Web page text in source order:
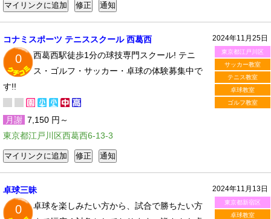
2024年11月25日
東京都江戸川区
サッカー教室
テニス教室
卓球教室
ゴルフ教室
コナミスポーツ テニススクール 西葛西
0
西葛西駅徒歩1分の球技専門スクール! テニ
ス・ゴルフ・サッカー・卓球の体験募集中で
す!!
月謝 7,150 円～
東京都江戸川区西葛西6-13-3
2024年11月13日
東京都新宿区
卓球教室
卓球三昧
0
卓球を楽しみたい方から、試合で勝ちたい方